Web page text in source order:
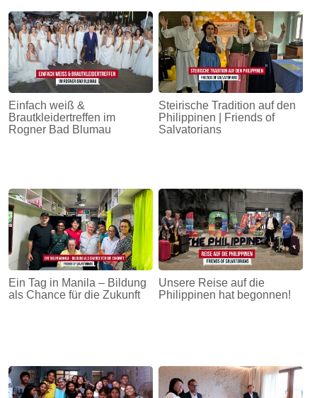
Einfach weiß &
Brautkleidertreffen im
Rogner Bad Blumau
Steirische Tradition auf den
Philippinen | Friends of
Salvatorians
Ein Tag in Manila – Bildung
als Chance für die Zukunft
Unsere Reise auf die
Philippinen hat begonnen!